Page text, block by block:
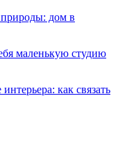
дом в
маленькую студию
как связать